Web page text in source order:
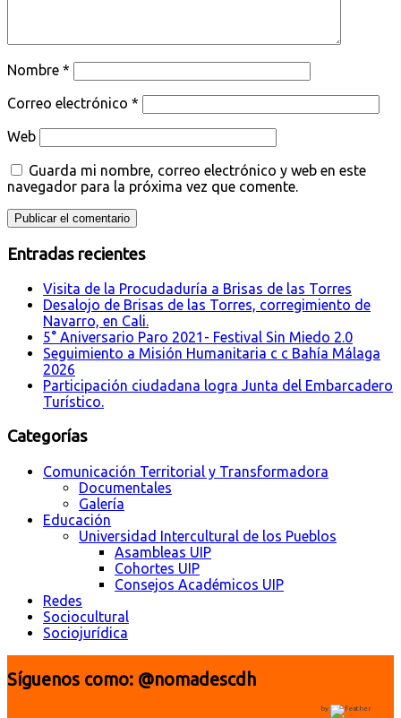
Nombre *
Correo electrónico *
Web
Guarda mi nombre, correo electrónico y web en este
navegador para la próxima vez que comente.
Entradas recientes
Visita de la Procudaduría a Brisas de las Torres
Desalojo de Brisas de las Torres, corregimiento de
Navarro, en Cali.
5° Aniversario Paro 2021- Festival Sin Miedo 2.0
Seguimiento a Misión Humanitaria c c Bahía Málaga
2026
Participación ciudadana logra Junta del Embarcadero
Turístico.
Categorías
Comunicación Territorial y Transformadora
Documentales
Galería
Educación
Universidad Intercultural de los Pueblos
Asambleas UIP
Cohortes UIP
Consejos Académicos UIP
Redes
Sociocultural
Sociojurídica
Síguenos como: @nomadescdh
by